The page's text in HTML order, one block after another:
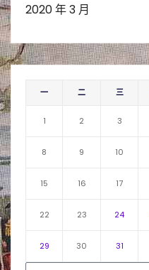
2020 年 3 月
一 二 三
1 2 3
8 9 10
15 16 17
22 23 24
29 30 31